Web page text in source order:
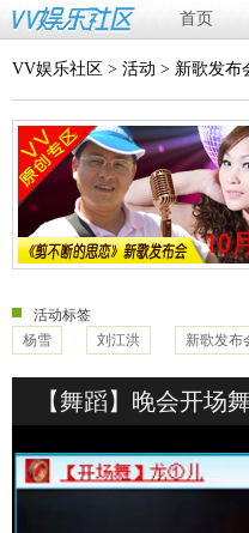
首页
VV娱乐社区 > 活动 > 新歌发布
活动标签
杨雪
刘江洪 新歌发布
【舞蹈】晚会开场